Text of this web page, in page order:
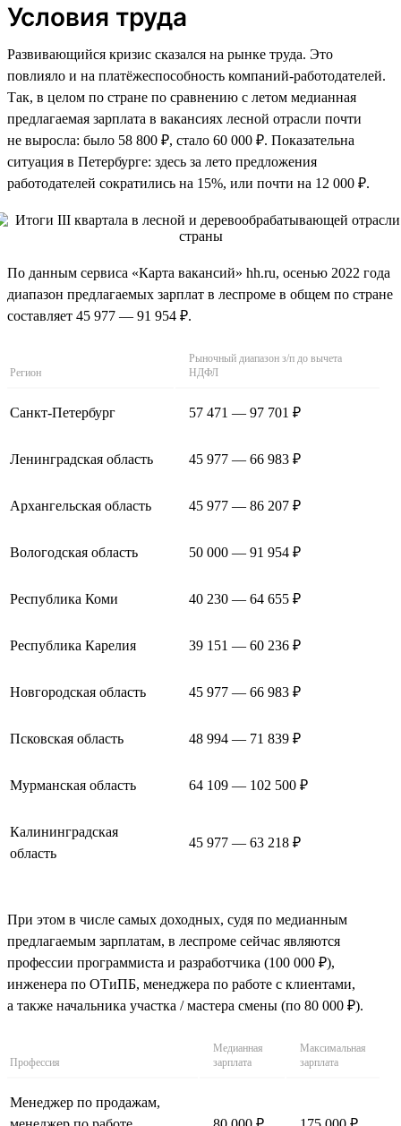
Условия труда
Развивающийся кризис сказался на рынке труда. Это
повлияло и на платёжеспособность компаний-работодателей.
Так, в целом по стране по сравнению с летом медианная
предлагаемая зарплата в вакансиях лесной отрасли почти
не выросла: было 58 800 ₽, стало 60 000 ₽. Показательна
ситуация в Петербурге: здесь за лето предложения
работодателей сократились на 15%, или почти на 12 000 ₽.
По данным сервиса «Карта вакансий» hh.ru, осенью 2022 года
диапазон предлагаемых зарплат в леспроме в общем по стране
составляет 45 977 — 91 954 ₽.
Регион
Рыночный диапазон з/п до вычета
НДФЛ
Санкт-Петербург 57 471 — 97 701 ₽
Ленинградская область 45 977 — 66 983 ₽
Архангельская область 45 977 — 86 207 ₽
Вологодская область 50 000 — 91 954 ₽
Республика Коми 40 230 — 64 655 ₽
Республика Карелия 39 151 — 60 236 ₽
Новгородская область 45 977 — 66 983 ₽
Псковская область 48 994 — 71 839 ₽
Мурманская область 64 109 — 102 500 ₽
Калининградская
область
45 977 — 63 218 ₽
При этом в числе самых доходных, судя по медианным
предлагаемым зарплатам, в леспроме сейчас являются
профессии программиста и разработчика (100 000 ₽),
инженера по ОТиПБ, менеджера по работе с клиентами,
а также начальника участка / мастера смены (по 80 000 ₽).
Профессия
Медианная
зарплата
Максимальная
зарплата
Менеджер по продажам,